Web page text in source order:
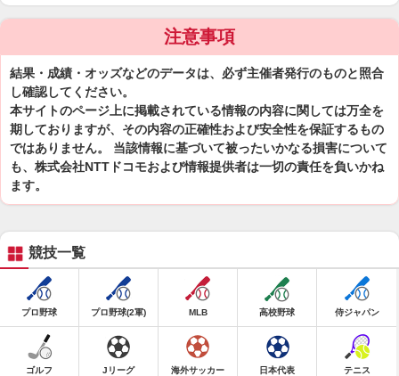
注意事項
結果・成績・オッズなどのデータは、必ず主催者発行のものと照合
し確認してください。
本サイトのページ上に掲載されている情報の内容に関しては万全を
期しておりますが、その内容の正確性および安全性を保証するもの
ではありません。 当該情報に基づいて被ったいかなる損害について
も、株式会社NTTドコモおよび情報提供者は一切の責任を負いかね
ます。
競技一覧
プロ野球 プロ野球(2軍) MLB 高校野球 侍ジャパン
ゴルフ Jリーグ 海外サッカー 日本代表 テニス